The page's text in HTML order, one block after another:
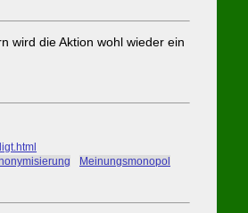
wird die Aktion wohl wieder ein
Meinungsmonopol